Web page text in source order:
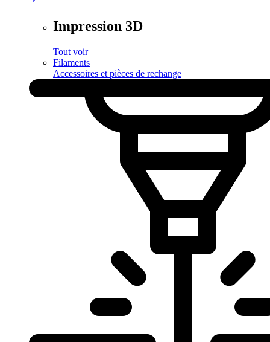
Impression 3D
Tout voir
Filaments
Accessoires et pièces de rechange